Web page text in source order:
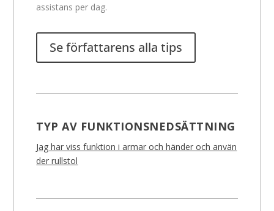
assistans per dag.
Se författarens alla tips
TYP AV FUNKTIONSNEDSÄTTNING
Jag har viss funktion i armar och händer och använ
der rullstol